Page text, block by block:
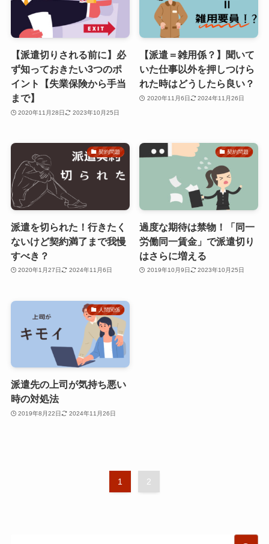
【派遣切りされる前に】必
ず知っておきたい3つのポ
イント【失業保険から手当
まで】
2020年11月28日 2023年10月25日
【派遣＝雑用係？】聞いて
いた仕事以外を押しつけら
れた時はどうしたら良い？
2020年11月6日 2024年11月26日
契約問題
派遣を切られた！行きたく
ないけど契約満了まで我慢
すべき？
2020年1月27日 2024年11月6日
契約問題
過度な期待は禁物！「同一
労働同一賃金」で派遣切り
はさらに増える
2019年10月9日 2023年10月25日
人間関係
派遣先の上司が気持ち悪い
時の対処法
2019年8月22日 2024年11月26日
1 2